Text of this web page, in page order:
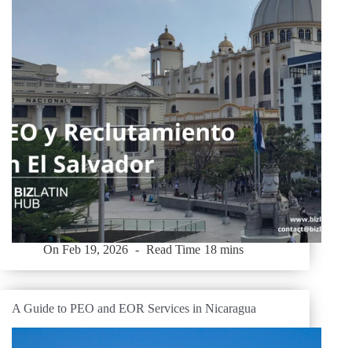
On Feb 19, 2026 Read Time 18 mins
A Guide to PEO and EOR Services in Nicaragua